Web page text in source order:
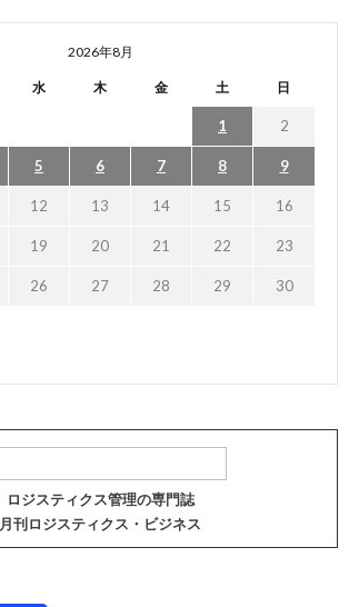
2026年8月
水 木 金 土 日
1 2
5 6 7 8 9
12 13 14 15 16
19 20 21 22 23
26 27 28 29 30
ロジスティクス管理の専門誌
月刊ロジスティクス・ビジネス